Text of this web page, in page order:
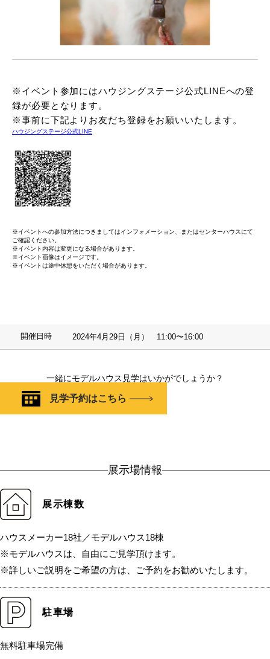
※イベント参加にはハウジングステージ公式LINEへの登
録が必要となります。
※事前に下記よりお友だち登録をお願いいたします。
ハウジングステージ公式LINE
※イベントへの参加方法につきましてはインフォメーション、またはセンターハウスにて
ご確認ください。
※イベント内容は変更になる場合があります。
※イベント画像はイメージです。
※イベントは途中休憩をいただく場合があります。
開催日時 2024年4月29日（月） 11:00〜16:00
一緒にモデルハウス見学はいかがでしょうか？
見学予約はこちら
展示場情報
展示棟数
ハウスメーカー18社／モデルハウス18棟
※モデルハウスは、自由にご見学頂けます。
※詳しいご説明をご希望の方は、ご予約をお勧めいたします。
駐車場
無料駐車場完備